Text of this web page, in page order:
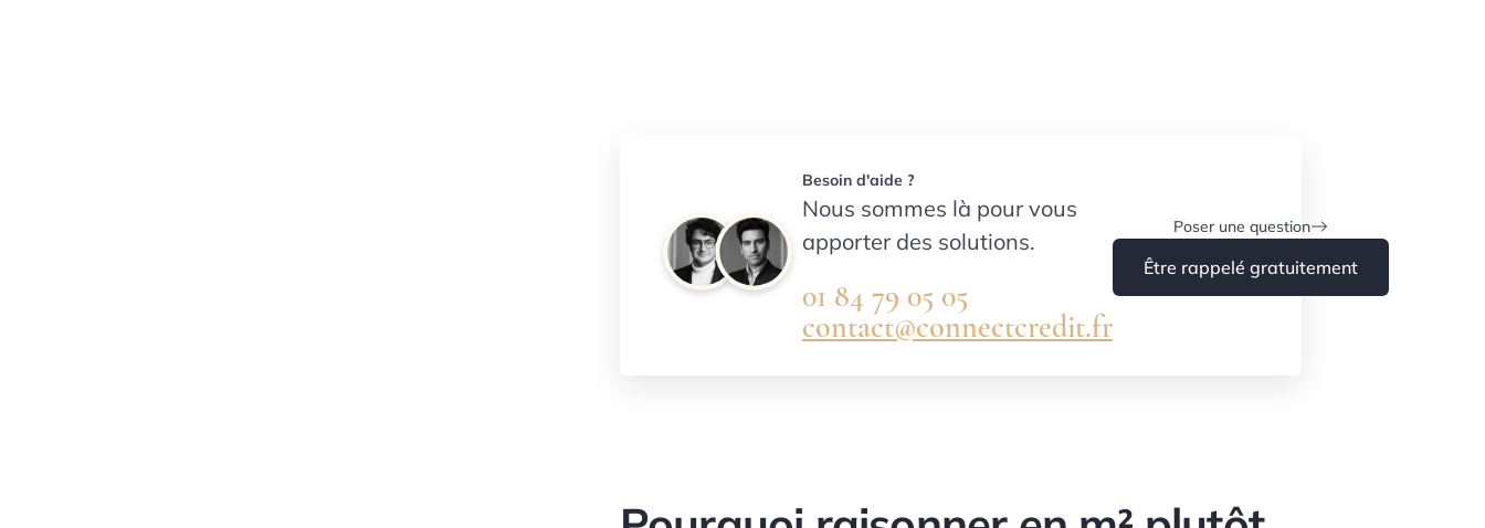
Besoin d'aide ?
Nous sommes là pour vous
apporter des solutions.
01 84 79 05 05
contact@connectcredit.fr
Poser une question
Être rappelé gratuitement